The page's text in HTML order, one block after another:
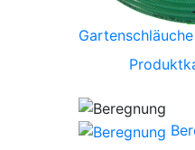
Gartenschläuche